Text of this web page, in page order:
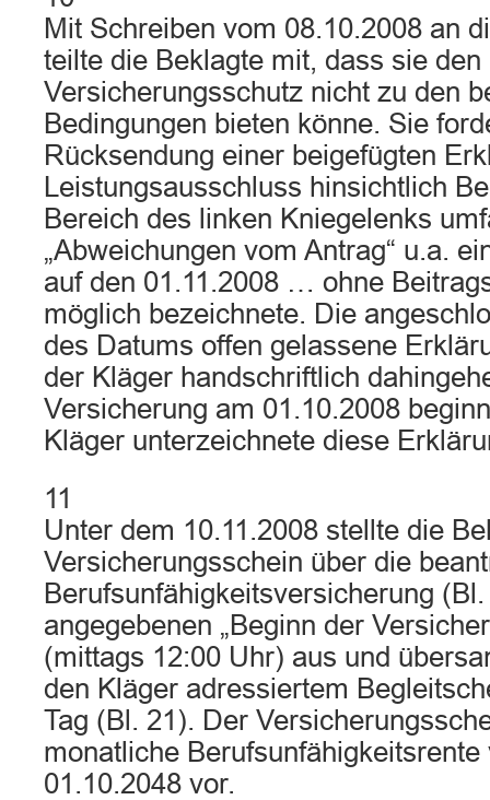
Mit Schreiben vom 08.10.2008 an
teilte die Beklagte mit, dass sie den
Versicherungsschutz nicht zu den
Bedingungen bieten könne. Sie
Rücksendung einer beigefügten
Leistungsausschluss hinsichtlich
Bereich des linken Kniegelenks
„Abweichungen vom Antrag“ u.a.
auf den 01.11.2008 … ohne
möglich bezeichnete. Die
des Datums offen gelassene
der Kläger handschriftlich
Versicherung am 01.10.2008
Kläger unterzeichnete diese
11
Unter dem 10.11.2008 stellte die
Versicherungsschein über die
Berufsunfähigkeitsversicherung
angegebenen „Beginn der
(mittags 12:00 Uhr) aus und
den Kläger adressiertem
Tag (Bl. 21). Der
monatliche
01.10.2048 vor.